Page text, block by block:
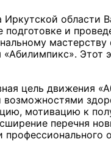
области
и
Этот
цель движения
мотивацию к
перечня